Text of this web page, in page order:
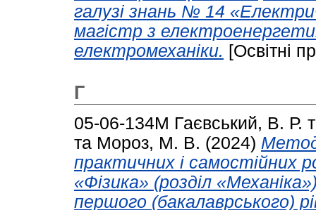
галузі знань № 14
магістр з
електромеханіки. [Освітні
Г
05-06-134М Гаєвський, В. Р.
та Мороз, М. В. (2024)
практичних і самостійних
«Фізика» (розділ
першого (бакалаврського)